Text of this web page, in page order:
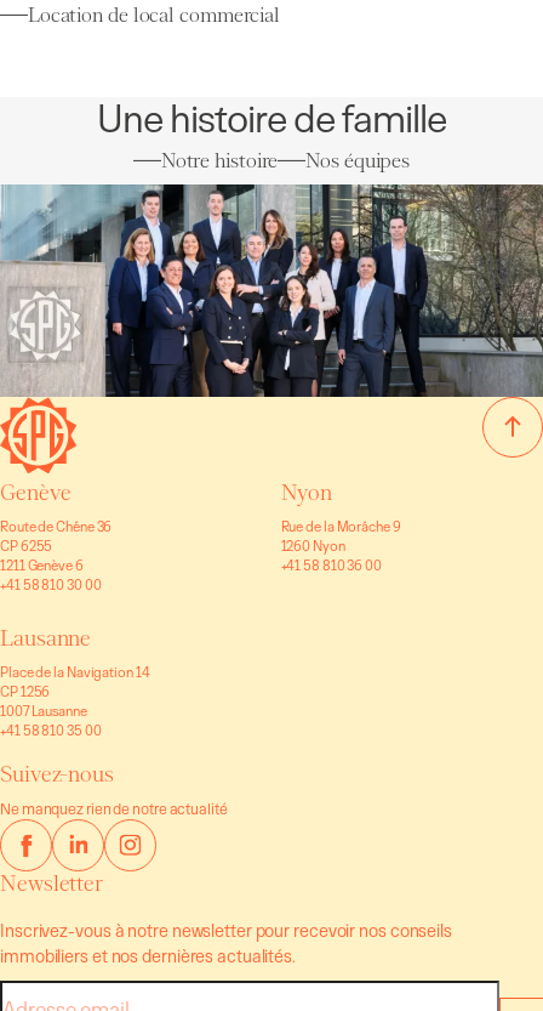
Location de local commercial
Une histoire de famille
Notre histoire Nos équipes
Genève
Route de Chêne 36
CP 6255
1211 Genève 6
+41 58 810 30 00
Nyon
Rue de la Morâche 9
1260 Nyon
+41 58 810 36 00
Lausanne
Place de la Navigation 14
CP 1256
1007 Lausanne
+41 58 810 35 00
Suivez-nous
Ne manquez rien de notre actualité
Newsletter
Inscrivez-vous à notre newsletter pour recevoir nos conseils
immobiliers et nos dernières actualités.
E-